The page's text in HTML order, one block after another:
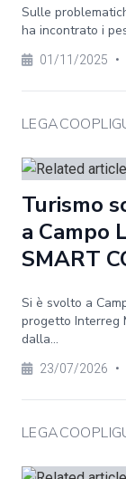
Sulle
ha incontrato i
01/11/2025 •
Turismo
a Campo
SMART
Si è svolto a
progetto Interreg
dalla...
23/07/2026 •